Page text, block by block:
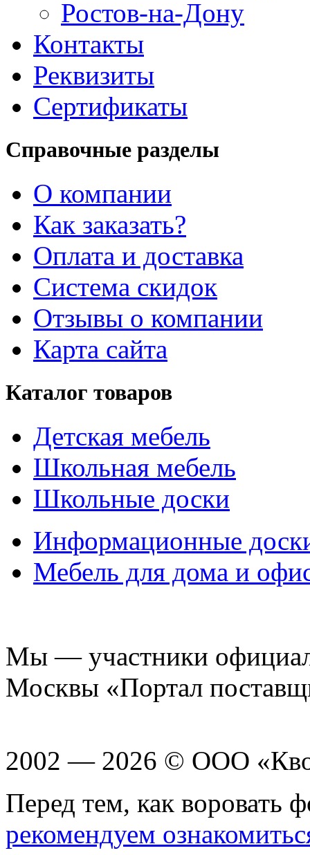
Ростов-на-Дону
Контакты
Реквизиты
Сертификаты
Справочные разделы
О компании
Как заказать?
Оплата и доставка
Система скидок
Отзывы о компании
Карта сайта
Каталог товаров
Детская мебель
Школьная мебель
Школьные доски
Информационные
Мебель для дома и
Мы — участники
Москвы «Портал
2002 — 2026 © ООО
Перед тем, как воровать
рекомендуем